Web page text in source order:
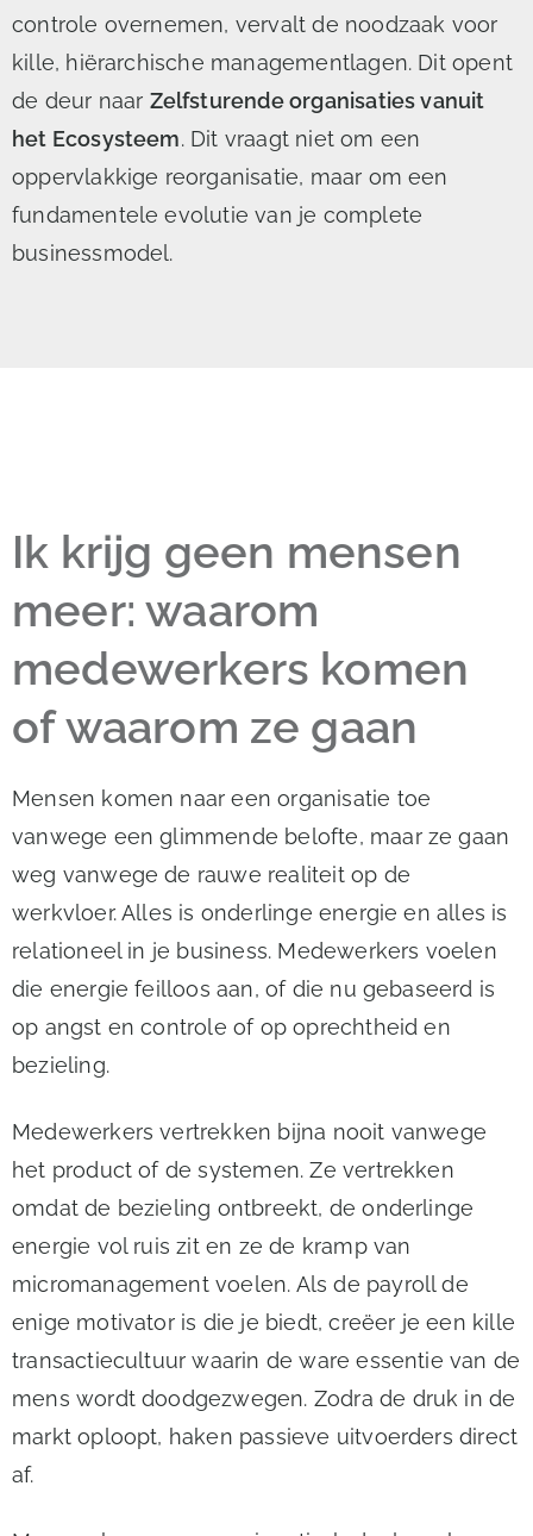
controle overnemen, vervalt de noodzaak voor
kille, hiërarchische managementlagen. Dit opent
de deur naar Zelfsturende organisaties vanuit
het Ecosysteem. Dit vraagt niet om een
oppervlakkige reorganisatie, maar om een
fundamentele evolutie van je complete
businessmodel.
Ik krijg geen mensen
meer: waarom
medewerkers komen
of waarom ze gaan
Mensen komen naar een organisatie toe
vanwege een glimmende belofte, maar ze gaan
weg vanwege de rauwe realiteit op de
werkvloer. Alles is onderlinge energie en alles is
relationeel in je business. Medewerkers voelen
die energie feilloos aan, of die nu gebaseerd is
op angst en controle of op oprechtheid en
bezieling.
Medewerkers vertrekken bijna nooit vanwege
het product of de systemen. Ze vertrekken
omdat de bezieling ontbreekt, de onderlinge
energie vol ruis zit en ze de kramp van
micromanagement voelen. Als de payroll de
enige motivator is die je biedt, creëer je een kille
transactiecultuur waarin de ware essentie van de
mens wordt doodgezwegen. Zodra de druk in de
markt oploopt, haken passieve uitvoerders direct
af.